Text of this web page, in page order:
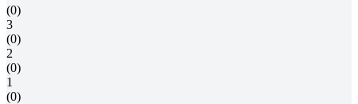
(0)
3
(0)
2
(0)
1
(0)